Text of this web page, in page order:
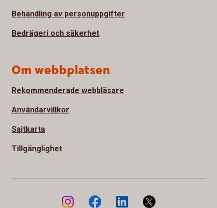
Behandling av personuppgifter
Bedrägeri och säkerhet
Om webbplatsen
Rekommenderade webbläsare
Användarvillkor
Sajtkarta
Tillgänglighet